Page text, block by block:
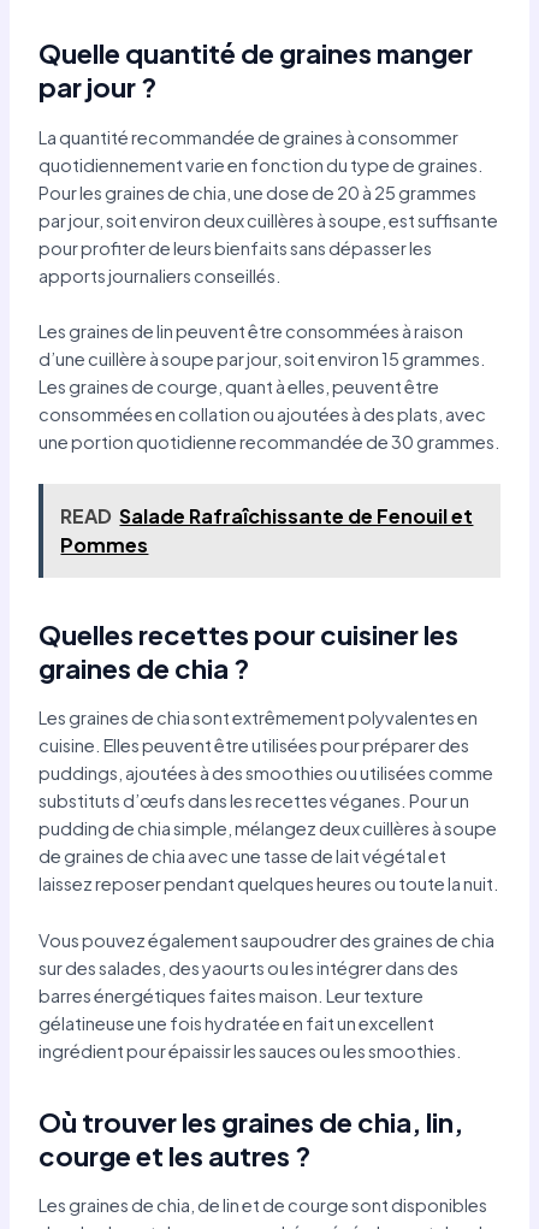
Quelle quantité de graines manger
par jour ?
La quantité recommandée de graines à consommer
quotidiennement varie en fonction du type de graines.
Pour les graines de chia, une dose de 20 à 25 grammes
par jour, soit environ deux cuillères à soupe, est suffisante
pour profiter de leurs bienfaits sans dépasser les
apports journaliers conseillés.
Les graines de lin peuvent être consommées à raison
d’une cuillère à soupe par jour, soit environ 15 grammes.
Les graines de courge, quant à elles, peuvent être
consommées en collation ou ajoutées à des plats, avec
une portion quotidienne recommandée de 30 grammes.
READ Salade Rafraîchissante de Fenouil et
Pommes
Quelles recettes pour cuisiner les
graines de chia ?
Les graines de chia sont extrêmement polyvalentes en
cuisine. Elles peuvent être utilisées pour préparer des
puddings, ajoutées à des smoothies ou utilisées comme
substituts d’œufs dans les recettes véganes. Pour un
pudding de chia simple, mélangez deux cuillères à soupe
de graines de chia avec une tasse de lait végétal et
laissez reposer pendant quelques heures ou toute la nuit.
Vous pouvez également saupoudrer des graines de chia
sur des salades, des yaourts ou les intégrer dans des
barres énergétiques faites maison. Leur texture
gélatineuse une fois hydratée en fait un excellent
ingrédient pour épaissir les sauces ou les smoothies.
Où trouver les graines de chia, lin,
courge et les autres ?
Les graines de chia, de lin et de courge sont disponibles